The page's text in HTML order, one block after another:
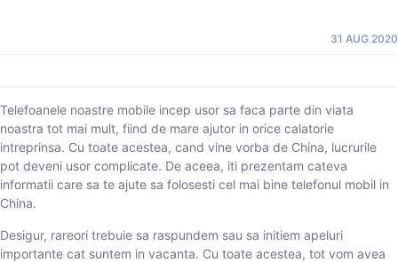
31 AUG 2020
Telefoanele noastre mobile incep usor sa faca parte din viata
noastra tot mai mult, fiind de mare ajutor in orice calatorie
intreprinsa. Cu toate acestea, cand vine vorba de China, lucrurile
pot deveni usor complicate. De aceea, iti prezentam cateva
informatii care sa te ajute sa folosesti cel mai bine telefonul mobil in
China.
Desigur, rareori trebuie sa raspundem sau sa initiem apeluri
importante cat suntem in vacanta. Cu toate acestea, tot vom avea